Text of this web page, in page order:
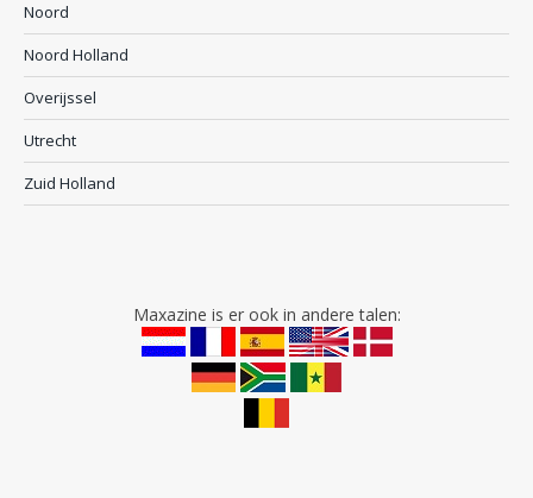
Noord
Noord Holland
Overijssel
Utrecht
Zuid Holland
Maxazine is er ook in andere talen: